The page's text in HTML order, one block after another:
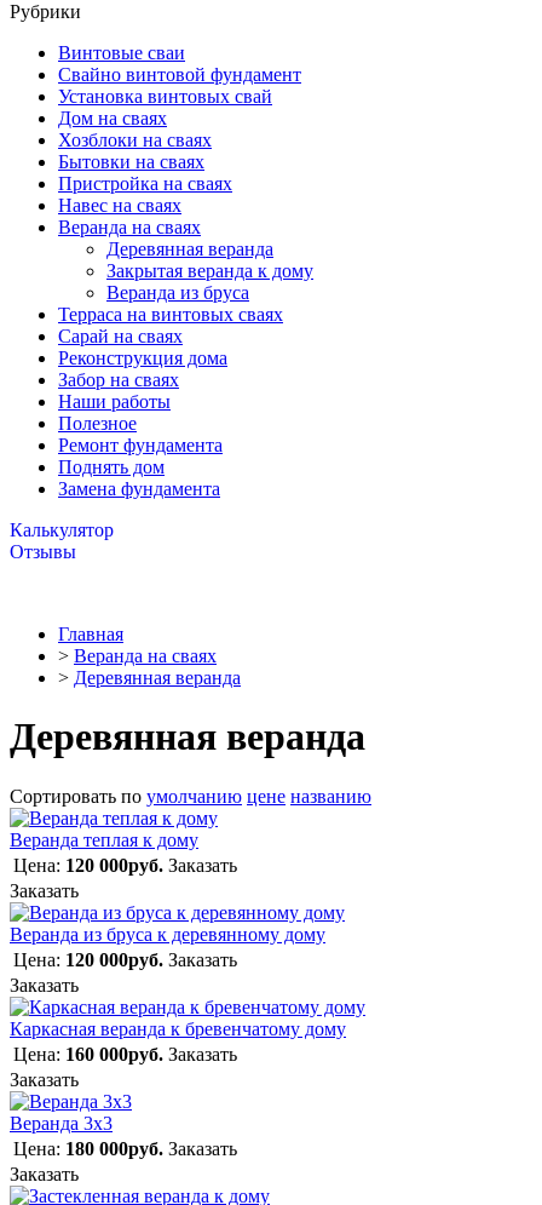
Рубрики
Винтовые сваи
Свайно винтовой фундамент
Установка винтовых свай
Дом на сваях
Хозблоки на сваях
Бытовки на сваях
Пристройка на сваях
Навес на сваях
Веранда на сваях
Деревянная веранда
Закрытая веранда к дому
Веранда из бруса
Терраса на винтовых сваях
Cарай на сваях
Реконструкция дома
Забор на сваях
Наши работы
Полезное
Ремонт фундамента
Поднять дом
Замена фундамента
Калькулятор
Отзывы
Главная
> Веранда на сваях
> Деревянная веранда
Деревянная веранда
Сортировать по умолчанию цене названию
Веранда теплая к дому
Цена: 120 000руб. Заказать
Заказать
Веранда из бруса к деревянному дому
Цена: 120 000руб. Заказать
Заказать
Каркасная веранда к бревенчатому дому
Цена: 160 000руб. Заказать
Заказать
Веранда 3х3
Цена: 180 000руб. Заказать
Заказать